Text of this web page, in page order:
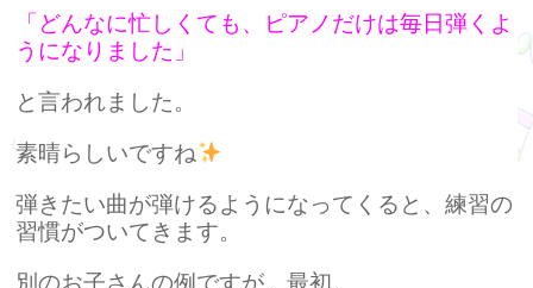
「どんなに忙しくても、ピアノだけは毎日弾くよ
うになりました」
と言われました。
素晴らしいですね
弾きたい曲が弾けるようになってくると、練習の
習慣がついてきます。
別のお子さんの例ですが、最初、